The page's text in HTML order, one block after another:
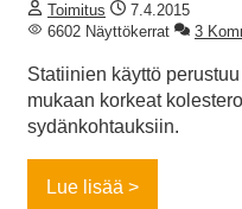
Toimitus
7.4.2015
6602 Näyttökerrat
3
Statiinien käyttö
mukaan korkeat
sydänkohtauksiin.
Lue lisää